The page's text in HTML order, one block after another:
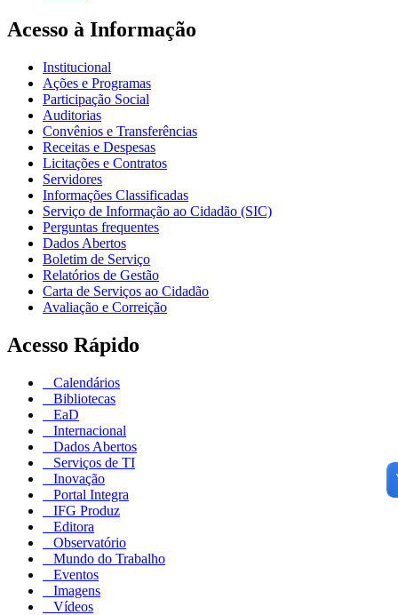
Acesso à Informação
Institucional
Ações e Programas
Participação Social
Auditorias
Convênios e Transferências
Receitas e Despesas
Licitações e Contratos
Servidores
Informações Classificadas
Serviço de Informação ao Cidadão (SIC)
Perguntas frequentes
Dados Abertos
Boletim de Serviço
Relatórios de Gestão
Carta de Serviços ao Cidadão
Avaliação e Correição
Acesso Rápido
Calendários
Bibliotecas
EaD
Internacional
Dados Abertos
Serviços de TI
Inovação
Portal Integra
IFG Produz
Editora
Observatório
Mundo do Trabalho
Eventos
Imagens
Vídeos